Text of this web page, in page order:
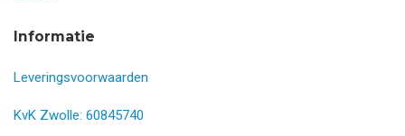
Informatie
Leveringsvoorwaarden
KvK Zwolle: 60845740